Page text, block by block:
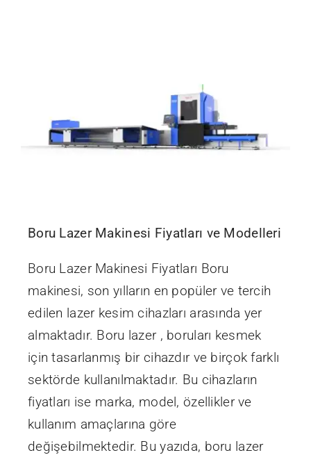
Boru Lazer Makinesi Fiyatları ve Modelleri
Boru Lazer Makinesi Fiyatları Boru
makinesi, son yılların en popüler ve tercih
edilen lazer kesim cihazları arasında yer
almaktadır. Boru lazer , boruları kesmek
için tasarlanmış bir cihazdır ve birçok farklı
sektörde kullanılmaktadır. Bu cihazların
fiyatları ise marka, model, özellikler ve
kullanım amaçlarına göre
değişebilmektedir. Bu yazıda, boru lazer